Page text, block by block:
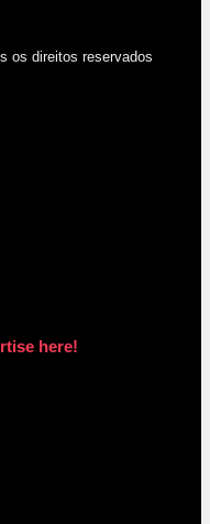
os direitos reservados
here!